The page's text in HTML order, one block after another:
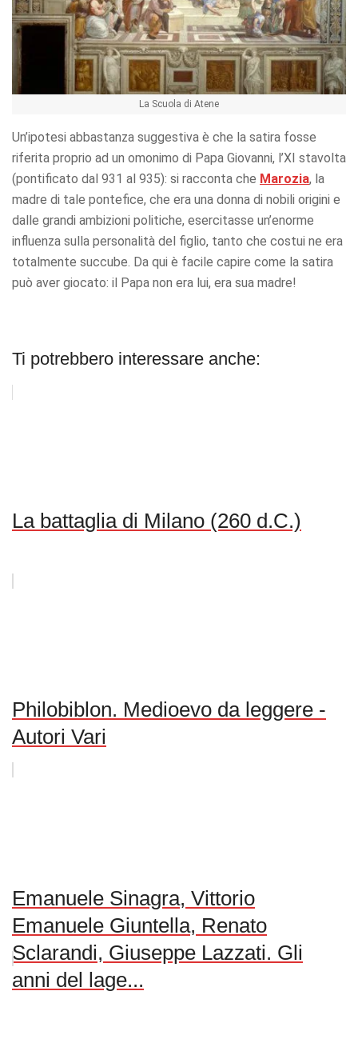
La Scuola di Atene
Un’ipotesi abbastanza suggestiva è che la satira fosse
riferita proprio ad un omonimo di Papa Giovanni, l’XI stavolta
(pontificato dal 931 al 935): si racconta che Marozia, la
madre di tale pontefice, che era una donna di nobili origini e
dalle grandi ambizioni politiche, esercitasse un’enorme
influenza sulla personalità del figlio, tanto che costui ne era
totalmente succube. Da qui è facile capire come la satira
può aver giocato: il Papa non era lui, era sua madre!
Ti potrebbero interessare anche:
La battaglia di Milano (260 d.C.)
Philobiblon. Medioevo da leggere -
Autori Vari
Emanuele Sinagra, Vittorio
Emanuele Giuntella, Renato
Sclarandi, Giuseppe Lazzati. Gli
anni del lage...